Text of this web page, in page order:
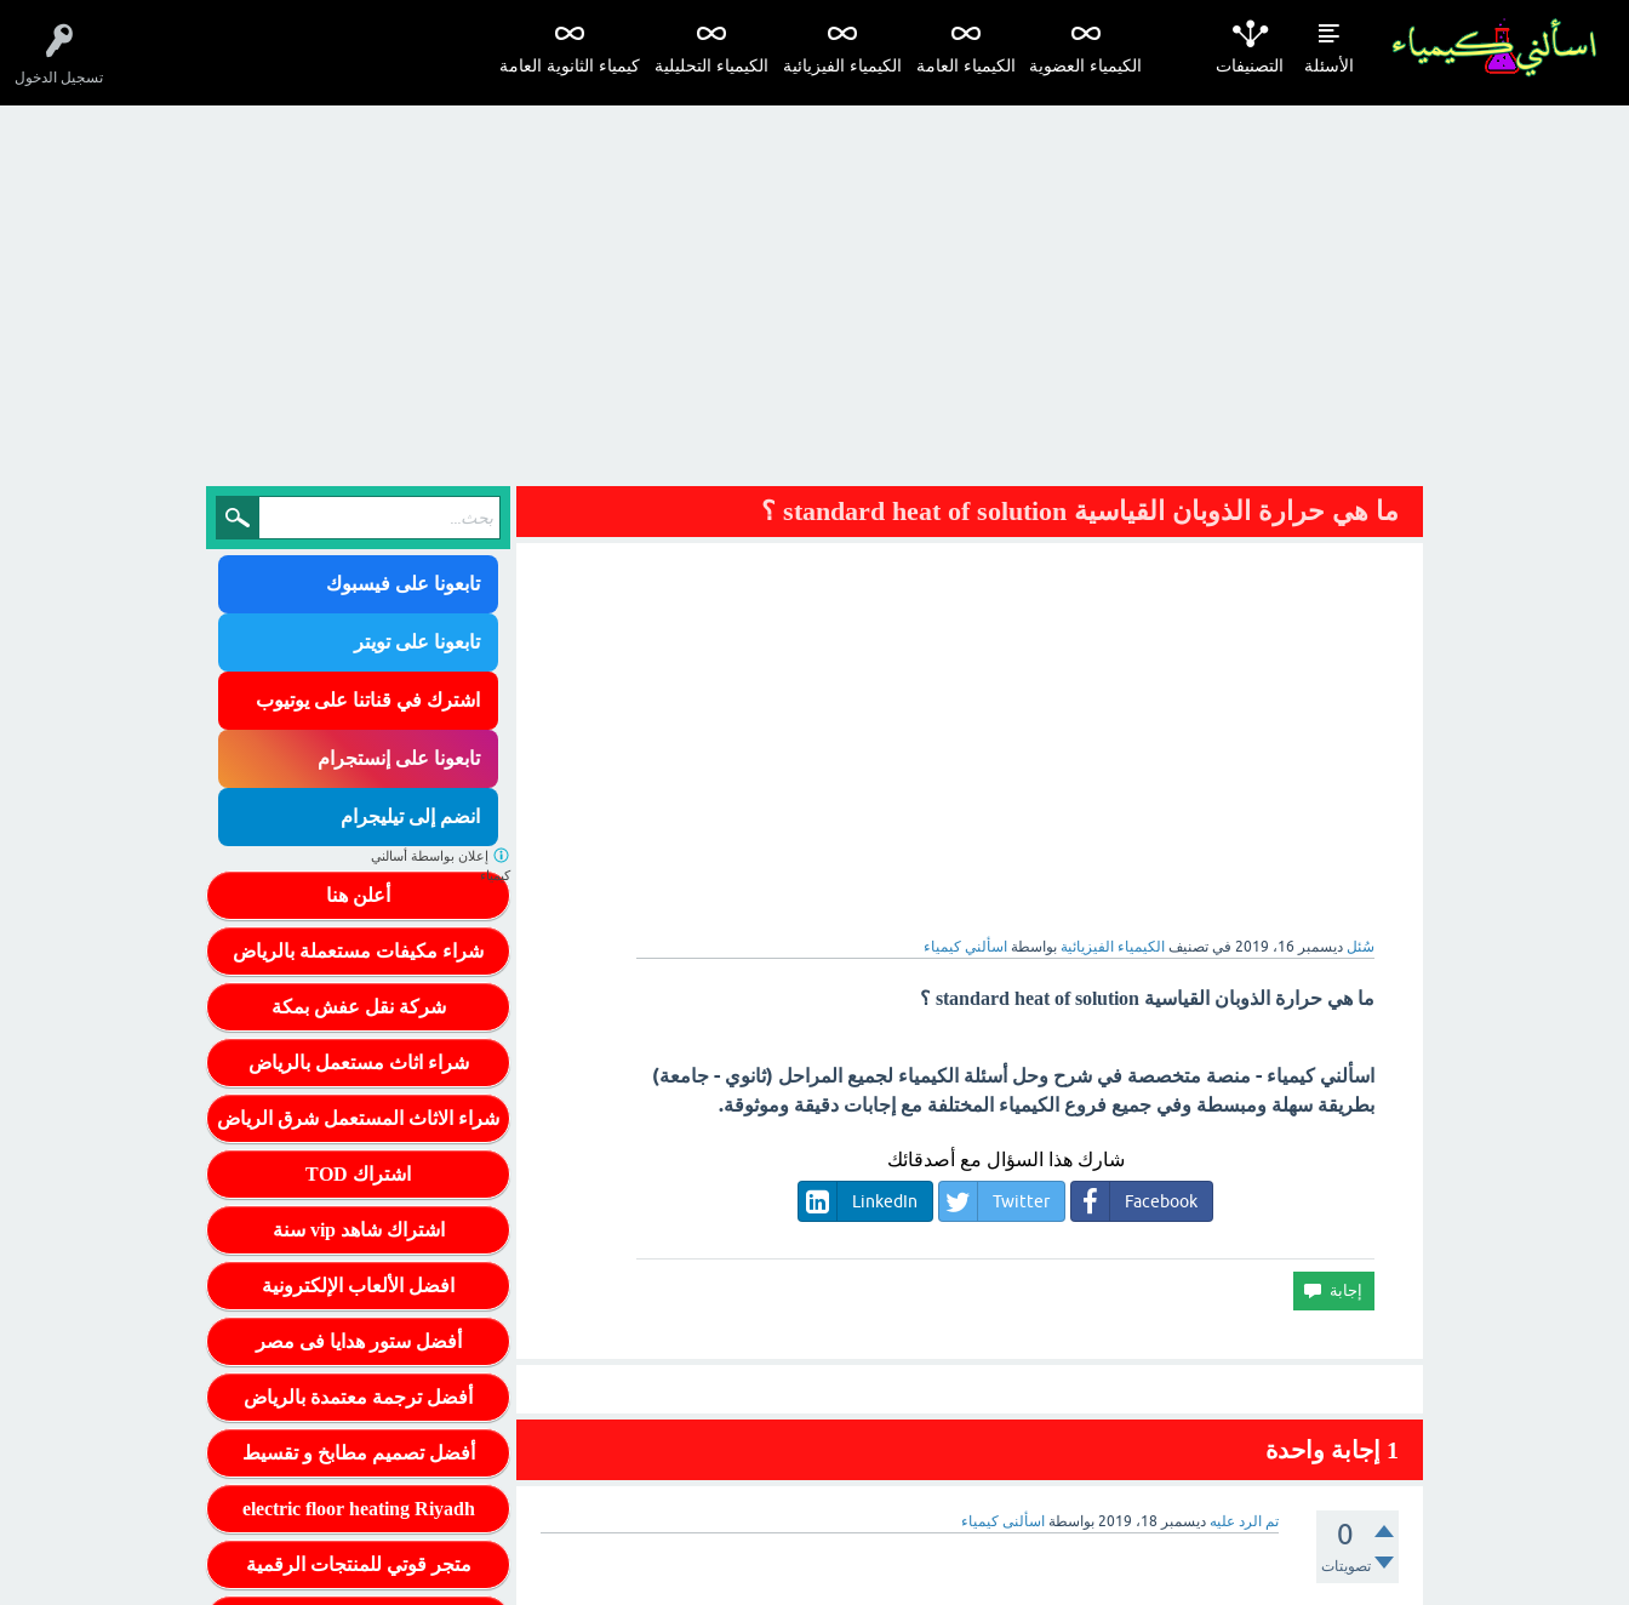
تسجيل الدخول
الأسئلة التصنيفات كيمياء الثانوية العامة الكيمياء التحليلية الكيمياء الفيزيائية الكيمياء العامة الكيمياء العضوية
ما هي حرارة الذوبان القياسية standard heat of solution ؟
سُئل ديسمبر 16، 2019 في تصنيف الكيمياء الفيزيائية بواسطة اسألني كيمياء
ما هي حرارة الذوبان القياسية standard heat of solution ؟
اسألني كيمياء - منصة متخصصة في شرح وحل أسئلة الكيمياء لجميع المراحل (ثانوي - جامعة)
بطريقة سهلة ومبسطة وفي جميع فروع الكيمياء المختلفة مع إجابات دقيقة وموثوقة.
شارك هذا السؤال مع أصدقائك
Facebook
Twitter
LinkedIn
1 إجابة واحدة
0
تصويتات
تم الرد عليه ديسمبر 18، 2019 بواسطة اسألنى كيمياء
تابعونا على فيسبوك
تابعونا على تويتر
اشترك في قناتنا على يوتيوب
تابعونا على إنستجرام
انضم إلى تيليجرام
أعلن هنا
شراء مكيفات مستعملة بالرياض
شركة نقل عفش بمكة
شراء اثاث مستعمل بالرياض
شراء الاثاث المستعمل شرق الرياض
اشتراك TOD
اشتراك شاهد vip سنة
افضل الألعاب الإلكترونية
أفضل ستور هدايا فى مصر
أفضل ترجمة معتمدة بالرياض
أفضل تصميم مطابخ و تقسيط
electric floor heating Riyadh
متجر قوتي للمنتجات الرقمية
إعلان بواسطة أسالني
كيمياء